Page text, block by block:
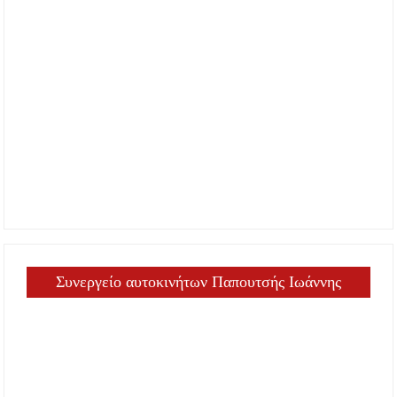
Συνεργείο αυτοκινήτων Παπουτσής Ιωάννης